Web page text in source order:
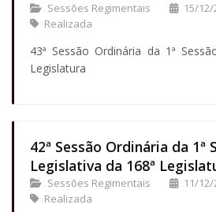
Sessões Regimentais 15/12/
Realizada
43ª Sessão Ordinária da 1ª
Legislatura
42ª Sessão Ordinária da 1ª
Legislativa da 168ª
Sessões Regimentais 11/12/
Realizada